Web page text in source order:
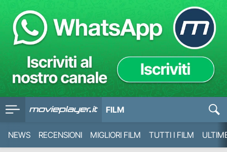
FILM
NEWS RECENSIONI MIGLIORI FILM TUTTI I FILM